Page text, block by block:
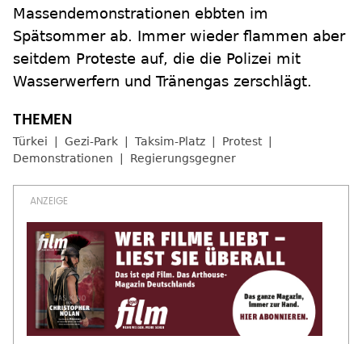
Massendemonstrationen ebbten im
Spätsommer ab. Immer wieder flammen aber
seitdem Proteste auf, die die Polizei mit
Wasserwerfern und Tränengas zerschlägt.
Türkei Gezi-Park Taksim-Platz
Protest
Demonstrationen
Regierungsgegner